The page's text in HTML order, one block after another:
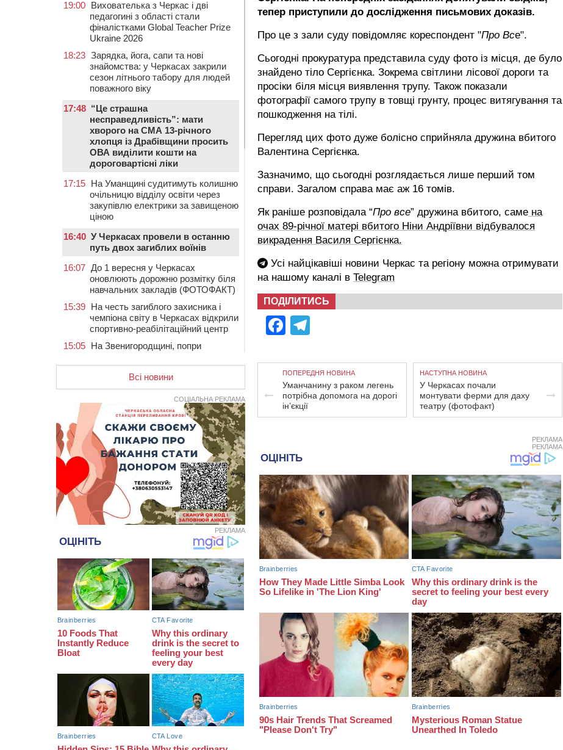
тепер приступили до дослідження письмових доказів.
Про це з зали суду повідомляє кореспондент "Про Все".
Сьогодні прокуратура представила суду фото із місця, де було
знайдено тіло Сергієнка. Зокрема світлини лісової дороги та
просіки біля місця виявлення трупу. Також показали
фотографії самого трупу в товщі грунту, процес витягування та
пошкодження на тілі.
Перегляд цих фото дуже болісно сприйняла дружина вбитого
Валентина Сергієнка.
Зазначимо, що сьогодні розглядається лише перший том
справи. Загалом справа має аж 16 томів.
Як раніше розповідала “Про все” дружина вбитого, саме на
очах 89-річної матері вбитого Ніни Андріївни відбувалося
викрадення Василя Сергієнка.
Усі найцікавіші новини Черкас та регіону можна отримувати
на нашому каналі в Telegram
ПОДІЛИТИСЬ
Facebook
ПОПЕРЕДНЯ НОВИНА
Уманчанину з раком легень
потрібна допомога на дорогі
ін’єкції
НАСТУПНА НОВИНА
У Черкасах почали
монтувати ферми для даху
театру (фотофакт)
РЕКЛАМА
РЕКЛАМА
19:00 Вихователька з Черкас і дві
педагогині з області стали
фіналістками Global Teacher Prize
Ukraine 2026
18:23 Зарядка, йога, сапи та нові
знайомства: у Черкасах закрили
сезон літнього табору для людей
поважного віку
17:48 “Це страшна
несправедливість”: мати
хворого на СМА 13-річного
хлопця із Драбівщини просить
ОВА виділити кошти на
дороговартісні ліки
17:15 На Уманщині судитимуть колишню
очільницю відділу освіти через
закупівлю електрики за завищеною
ціною
16:40 У Черкасах провели в останню
путь двох загиблих воїнів
16:07 До 1 вересня у Черкасах
оновлюють дорожню розмітку біля
навчальних закладів (ФОТОФАКТ)
15:39 На честь загиблого захисника і
чемпіона світу в Черкасах відкрили
спортивно-реабілітаційний центр
15:05 На Звенигородщині, попри
“Ше.Fest”
призвела до перебоїв у роботі
електромереж та комунальних
служб
14:02
На Черкащині намолотили перший
мільйон тонн зерна нового врожаю
13:40 На Кам’янщині сталася масштабна
пожежа сміттєзвалища
13:26 На Черкащині сьогодні очікують
грози, зливи, град та шквали до 22
м/с
Внаслідок падіння вертольота
загинув 28-річний захисник зі
12:15 У центрі Черкас не поділили
дорогу водії двох ВАЗів
11:29 У Черкасах до середини серпня
вулицях
Всі новини
СОЦІАЛЬНА РЕКЛАМА
РЕКЛАМА